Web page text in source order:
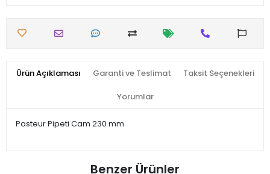
Ürün Açıklaması Garanti ve Teslimat Taksit Seçenekleri
Yorumlar
Pasteur Pipeti Cam 230 mm
Benzer Ürünler